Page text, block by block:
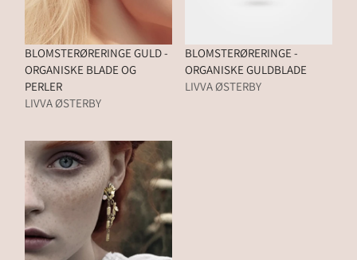
BLOMSTERØRERINGE GULD -
ORGANISKE BLADE OG
PERLER
LIVVA ØSTERBY
BLOMSTERØRERINGE -
ORGANISKE GULDBLADE
LIVVA ØSTERBY